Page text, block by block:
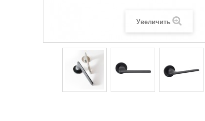
Увеличить